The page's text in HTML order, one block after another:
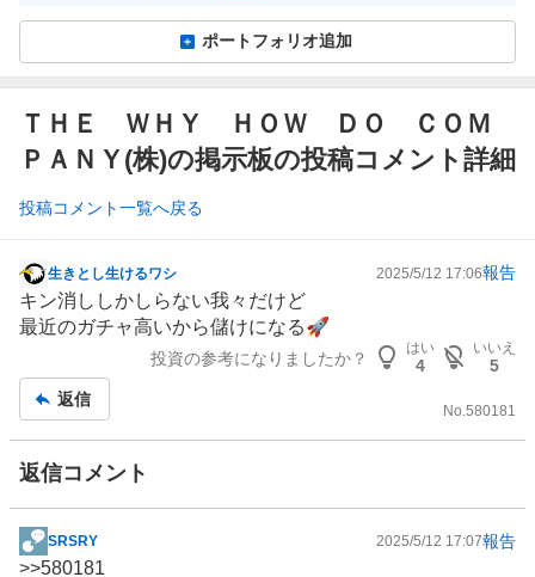
ポートフォリオ追加
ＴＨＥ ＷＨＹ ＨＯＷ ＤＯ ＣＯＭ
ＰＡＮＹ(株)の掲示板の投稿コメント詳細
投稿コメント一覧へ戻る
掲
示
板
生きとし生けるワシ 2025/5/12 17:06報告
キン消ししかしらない我々だけど
最近のガチャ高いから儲けになる🚀
投資の参考になりましたか？
はい
4
いいえ
5
返信
No.580181
返信コメント
掲
SRSRY 2025/5/12 17:07報告
>>580181